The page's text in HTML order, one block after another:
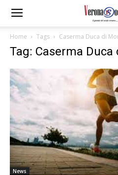
Home Tags Caserma Duca di
Tag: Caserma
News